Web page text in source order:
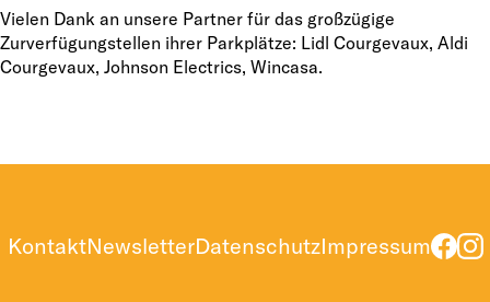
Vielen Dank an unsere Partner für das großzügige
Zurverfügungstellen ihrer Parkplätze: Lidl Courgevaux, Aldi
Courgevaux, Johnson Electrics, Wincasa.
KontaktNewsletterDatenschutzImpressum